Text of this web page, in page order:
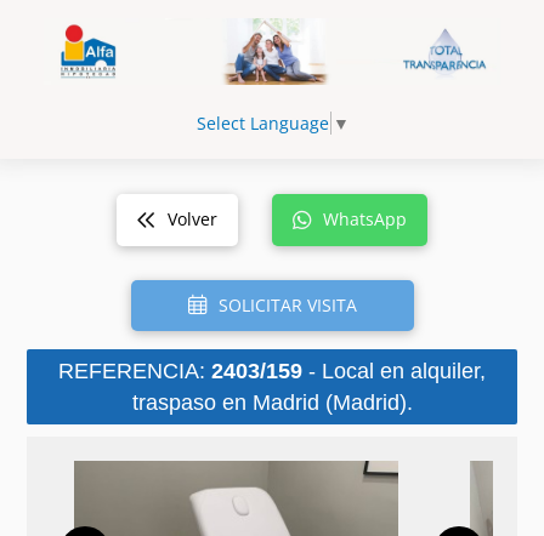
Select Language ▼
Volver WhatsApp
SOLICITAR VISITA
REFERENCIA: 2403/159 - Local en alquiler,
traspaso en Madrid (Madrid).